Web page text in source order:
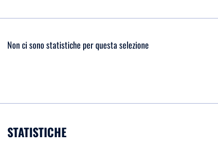
Non ci sono statistiche per questa selezione
STATISTICHE